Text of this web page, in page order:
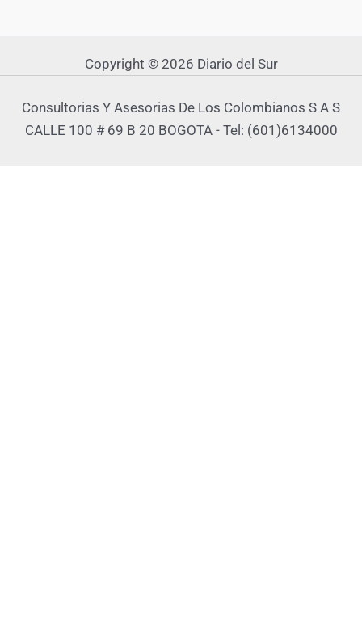
Copyright © 2026 Diario del Sur
Consultorias Y Asesorias De Los Colombianos S A S
CALLE 100 # 69 B 20 BOGOTA - Tel: (601)6134000